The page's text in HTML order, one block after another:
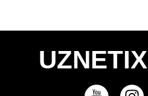
UZNETIX